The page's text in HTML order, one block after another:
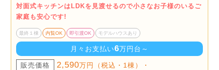
対面式キッチンはLDKを見渡せるので小さなお子様のいるご
家庭も安心です!
最終１棟 内覧OK 即引渡OK モデルハウスあり
月々お支払い6万円台～
販売価格 2,590万円（税込・1棟）・